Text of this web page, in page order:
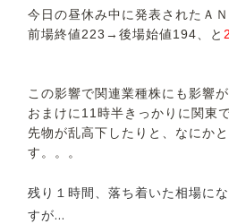
今日の昼休み中に発表されたＡＮ
前場終値223→後場始値194、と
この影響で関連業種株にも影響が
おまけに11時半きっかりに関東
先物が乱高下したりと、なにか
す。。。
残り１時間、落ち着いた相場に
すが…